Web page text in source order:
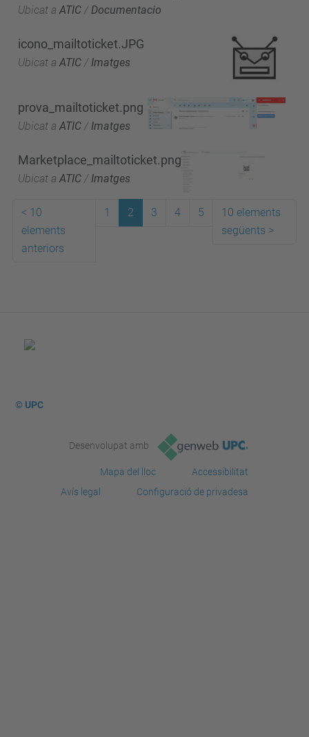
Ubicat a ATIC /Documentacio
icono_mailtoticket.JPG
Ubicat a ATIC / Imatges
prova_mailtoticket.png
Ubicat a ATIC / Imatges
Marketplace_mailtoticket.png
Ubicat a ATIC / Imatges
< 10
elements
anteriors
1 2 3 4 5
10 elements
següents >
© UPC
Desenvolupat amb
Mapa del lloc
Accessibilitat
Avís legal
Configuració de privadesa